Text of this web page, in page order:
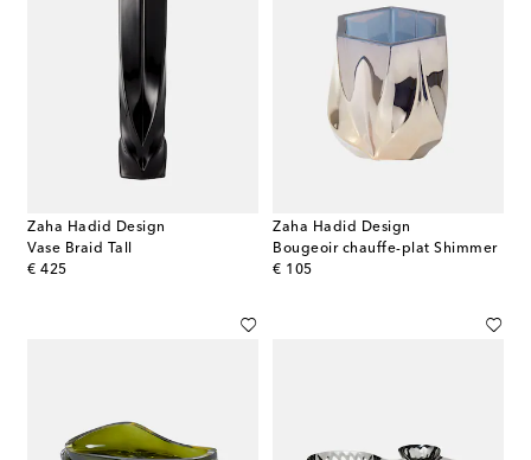
Zaha Hadid Design
Vase Braid Tall
€ 425
original price
Zaha Hadid Design
Bougeoir chauffe-plat Shimmer
€ 105
original price